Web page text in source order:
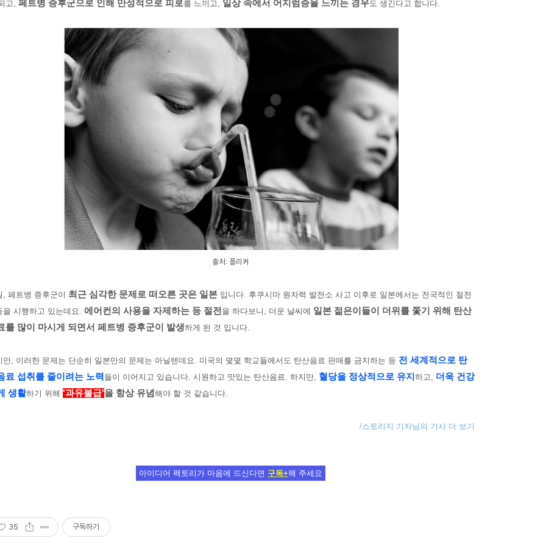
고, 페트병 증후군으로 인해 만성적으로 피로를 느끼고, 일상 속에서 어지럼증을 느끼는 경우도 생긴다고 합니다.
출처: 플리커
, 페트병 증후군이 최근 심각한 문제로 떠오른 곳은 일본입니다. 후쿠시마 원자력 발전소 사고 이후로 일본에서는 전국적인 절전
을 시행하고 있는데요. 에어컨의 사용을 자제하는 등 절전을 하다보니, 더운 날씨에 일본 젊은이들이 더위를 쫓기 위해 탄산
를 많이 마시게 되면서 페트병 증후군이 발생하게 된 것 입니다.
만, 이러한 문제는 단순히 일본만의 문제는 아닐텐데요. 미국의 몇몇 학교들에서도 탄산음료 판매를 금지하는 등 전 세계적으로 탄
료 섭취를 줄이려는 노력 들이 이어지고 있습니다. 시원하고 맛있는 탄산음료. 하지만, 혈당을 정상적으로 유지 하고, 더욱 건강
생활하기 위해 '과유불급'을 항상 유념 해야 할 것 같습니다.
/스토리지 기자님의 기사 더 보기
아이디어 팩토리가 마음에 드신다면 구독+해 주세요
35 구독하기